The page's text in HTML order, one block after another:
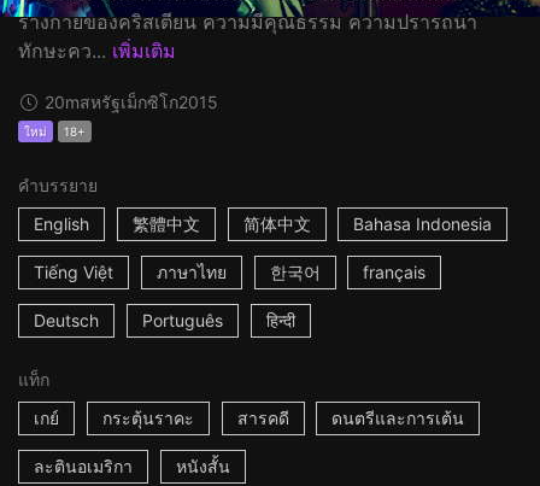
ร่างกายของคริสเตียน ความมีคุณธรรม ความปรารถนา
ทักษะคว... เพิ่มเติม
20mสหรัฐเม็กซิโก2015
ใหม่ 18+
คำบรรยาย
English
繁體中文 简体中文 Bahasa Indonesia
Tiếng Việt ภาษาไทย 한국어 français
Deutsch Português हिन्दी
แท็ก
เกย์
กระตุ้นราคะ สารคดี ดนตรีและการเต้น
ละตินอเมริกา หนังสั้น